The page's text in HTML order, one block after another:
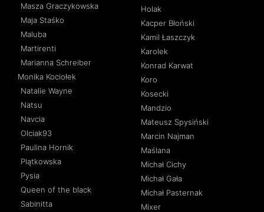
Masza Graczykowska
Maja Staśko
Maluba
Martirenti
Marianna Schreiber
Monika Kociołek
Natalie Wayne
Natsu
Navcia
Olciak93
Paulina Hornik
Piątkowska
Pysia
Queen of the black
Sabinitta
Holak
Kacper Błoński
Kamil Łaszczyk
Karolek
Konrad Karwat
Koro
Kosecki
Mandzio
Mateusz Spysiński
Marcin Najman
Maślana
Michał Cichy
Michał Gała
Michał Pasternak
Mixer